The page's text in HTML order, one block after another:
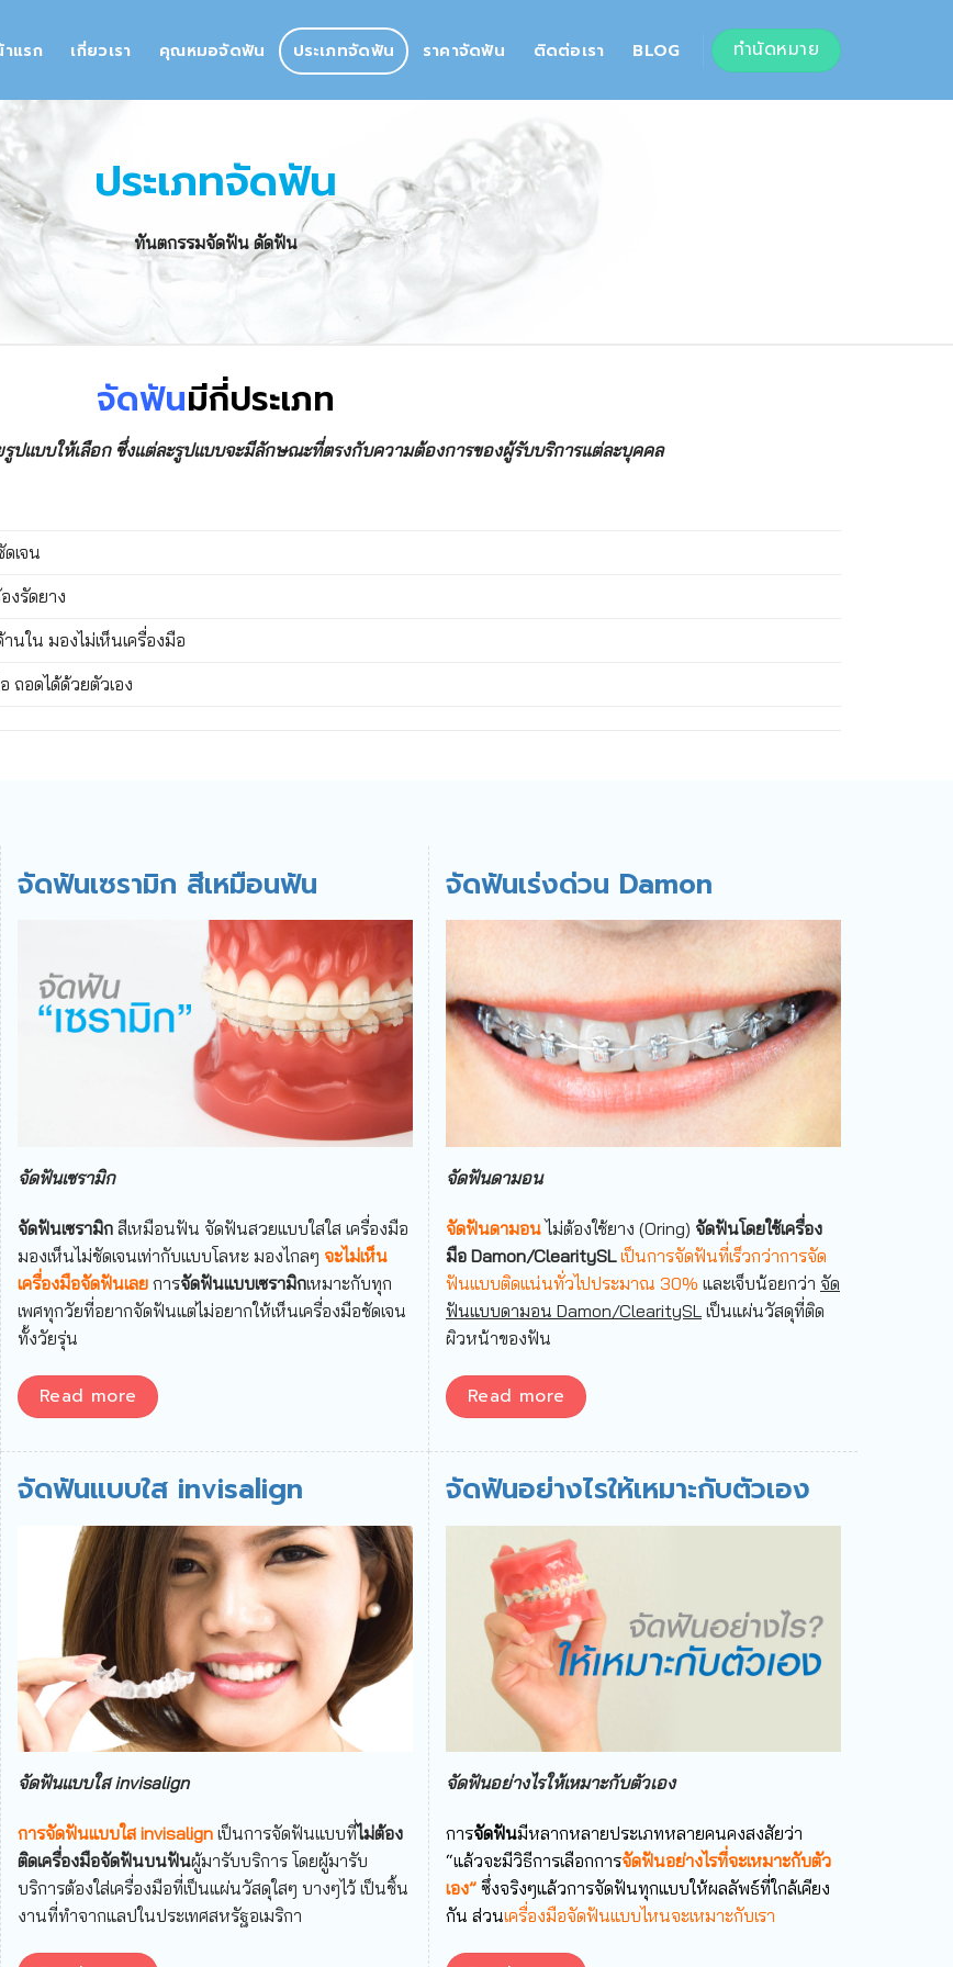
แรก เกี่ยวเรา คุณหมอจัดฟัน ประเภทจัดฟัน ราคาจัดฟัน ติดต่อเรา BLOG ทำนัดหมาย
ประเภทจัดฟัน
ทันตกรรมจัดฟัน ดัดฟัน
จัดฟันมีกี่ประเภท
ปแบบให้เลือก ซึ่งแต่ละรูปแบบจะมีลักษณะที่ตรงกับความต้องการของผู้รับบริการแต่ละบุคคล
เจน
งรัดยาง
นใน มองไม่เห็นเครื่องมือ
ถอดได้ด้วยตัวเอง
จัดฟันเซรามิก สีเหมือนฟัน
จัดฟันเซรามิก
จัดฟันเซรามิก สีเหมือนฟัน จัดฟันสวยแบบใสใส เครื่องมือ
มองเห็นไม่ชัดเจนเท่ากับแบบโลหะ มองไกลๆ จะไม่เห็น
เครื่องมือจัดฟันเลย การจัดฟันแบบเซรามิกเหมาะกับทุก
เพศทุกวัยที่อยากจัดฟันแต่ไม่อยากให้เห็นเครื่องมือชัดเจน
ทั้งวัยรุ่น
Read more
จัดฟันเร่งด่วน Damon
จัดฟันดามอน
จัดฟันดามอนไม่ต้องใช้ยาง (Oring) จัดฟันโดยใช้เครื่อง
มือ Damon/ClearitySL เป็นการจัดฟันที่เร็วกว่าการจัด
ฟันแบบติดแน่นทั่วไปประมาณ 30% และเจ็บน้อยกว่า จัด
ฟันแบบดามอน Damon/ClearitySL เป็นแผ่นวัสดุที่ติด
ผิวหน้าของฟัน
Read more
จัดฟันแบบใส invisalign
จัดฟันแบบใส invisalign
การจัดฟันแบบใส invisalign เป็นการจัดฟันแบบที่ไม่ต้อง
ติดเครื่องมือจัดฟันบนฟันผู้มารับบริการ โดยผู้มารับ
บริการต้องใส่เครื่องมือที่เป็นแผ่นวัสดุใสๆ บางๆไว้ เป็นชิ้น
งานที่ทำจากแลปในประเทศสหรัฐอเมริกา
จัดฟันอย่างไรให้เหมาะกับตัวเอง
จัดฟันอย่างไรให้เหมาะกับตัวเอง
การจัดฟันมีหลากหลายประเภทหลายคนคงสงสัยว่า
“แล้วจะมีวิธีการเลือกการจัดฟันอย่างไรที่จะเหมาะกับตัว
เอง” ซึ่งจริงๆแล้วการจัดฟันทุกแบบให้ผลลัพธ์ที่ใกล้เคียง
กัน ส่วนเครื่องมือจัดฟันแบบไหนจะเหมาะกับเรา